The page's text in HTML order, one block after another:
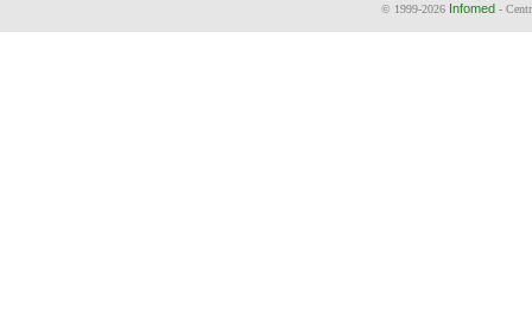
© 1999-2026 Infomed -